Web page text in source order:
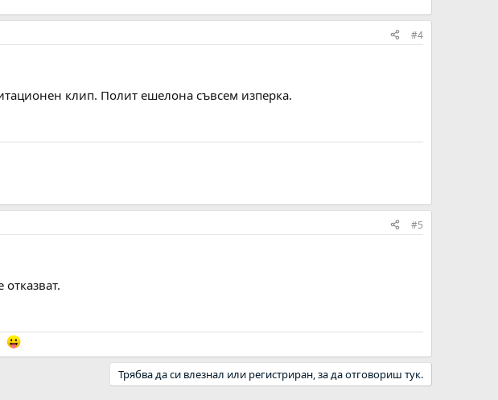
#4
клип. Полит ешелона съвсем изперка.
#5
Трябва да си влезнал или регистриран, за да отговориш тук.